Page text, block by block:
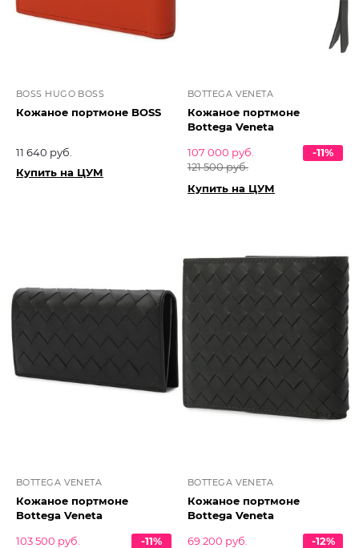
BOSS HUGO BOSS
Кожаное портмоне BOSS
11 640 руб.
Купить на ЦУМ
BOTTEGA VENETA
Кожаное портмоне
Bottega Veneta
107 000 руб.
121 500 руб.
-11%
Купить на ЦУМ
BOTTEGA VENETA
Кожаное портмоне
Bottega Veneta
103 500 руб.
-11%
BOTTEGA VENETA
Кожаное портмоне
Bottega Veneta
69 200 руб.
-12%